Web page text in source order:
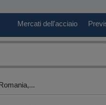
Mercati dell'acciaio